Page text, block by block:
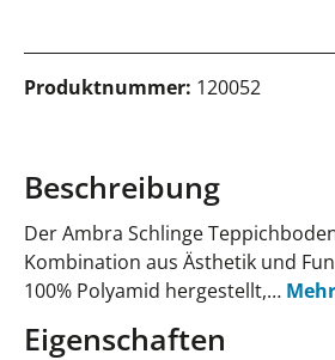
Produktnummer: 120052
Beschreibung
Der Ambra Schlinge
Kombination aus Ästhetik und
100% Polyamid hergestellt,… Mehr
Eigenschaften